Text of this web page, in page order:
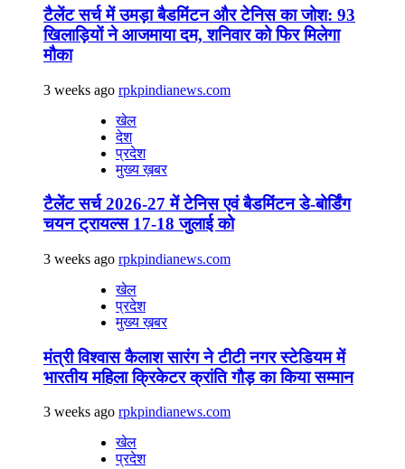
टैलेंट सर्च में उमड़ा बैडमिंटन और टेनिस का जोश: 93
खिलाड़ियों ने आजमाया दम, शनिवार को फिर मिलेगा
मौका
3 weeks ago rpkpindianews.com
खेल
देश
प्रदेश
मुख्य ख़बर
टैलेंट सर्च 2026-27 में टेनिस एवं बैडमिंटन डे-बोर्डिंग
चयन ट्रायल्स 17-18 जुलाई को
3 weeks ago rpkpindianews.com
खेल
प्रदेश
मुख्य ख़बर
मंत्री विश्वास कैलाश सारंग ने टीटी नगर स्टेडियम में
भारतीय महिला क्रिकेटर क्रांति गौड़ का किया सम्मान
3 weeks ago rpkpindianews.com
खेल
प्रदेश